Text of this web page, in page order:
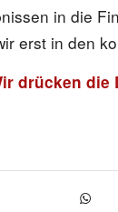
in die
erst in den
drücken die